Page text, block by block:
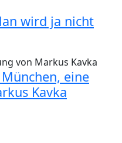
wird ja nicht
eine
Kavka